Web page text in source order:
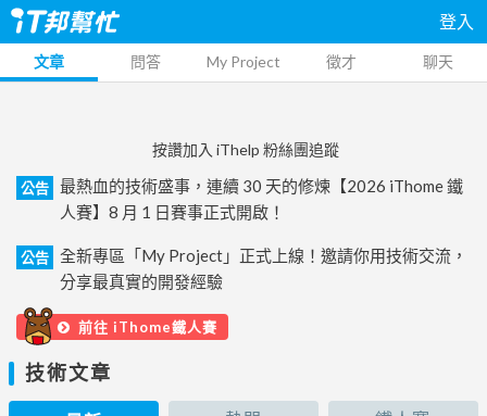
登入
文章 問答 My Project 徵才 聊天
按讚加入 iThelp 粉絲團追蹤
公告
最熱血的技術盛事，連續 30 天的修煉【2026 iThome 鐵
人賽】8 月 1 日賽事正式開啟！
公告
全新專區「My Project」正式上線！邀請你用技術交流，
分享最真實的開發經驗
前往 iThome鐵人賽
技術文章